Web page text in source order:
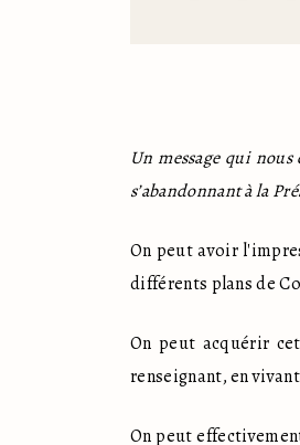
Un message qui
s’abandonnant à la
On peut avoir
différents plans de
On peut acquérir
renseignant, en
On peut